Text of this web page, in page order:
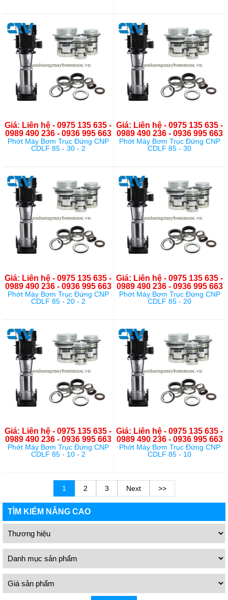
Giá: Liên hệ - 0975 135 635 -
0989 490 236 - 0936 995 663
Phớt Máy Bơm Trục Đứng CNP
CDLF 85 - 30 - 2
Giá: Liên hệ - 0975 135 635 -
0989 490 236 - 0936 995 663
Phớt Máy Bơm Trục Đứng CNP
CDLF 85 - 30
Giá: Liên hệ - 0975 135 635 -
0989 490 236 - 0936 995 663
Phớt Máy Bơm Trục Đứng CNP
CDLF 85 - 20 - 2
Giá: Liên hệ - 0975 135 635 -
0989 490 236 - 0936 995 663
Phớt Máy Bơm Trục Đứng CNP
CDLF 85 - 20
Giá: Liên hệ - 0975 135 635 -
0989 490 236 - 0936 995 663
Phớt Máy Bơm Trục Đứng CNP
CDLF 85 - 10 - 2
Giá: Liên hệ - 0975 135 635 -
0989 490 236 - 0936 995 663
Phớt Máy Bơm Trục Đứng CNP
CDLF 85 - 10
1 2 3 Next >>
TÌM KIẾM NÂNG CAO